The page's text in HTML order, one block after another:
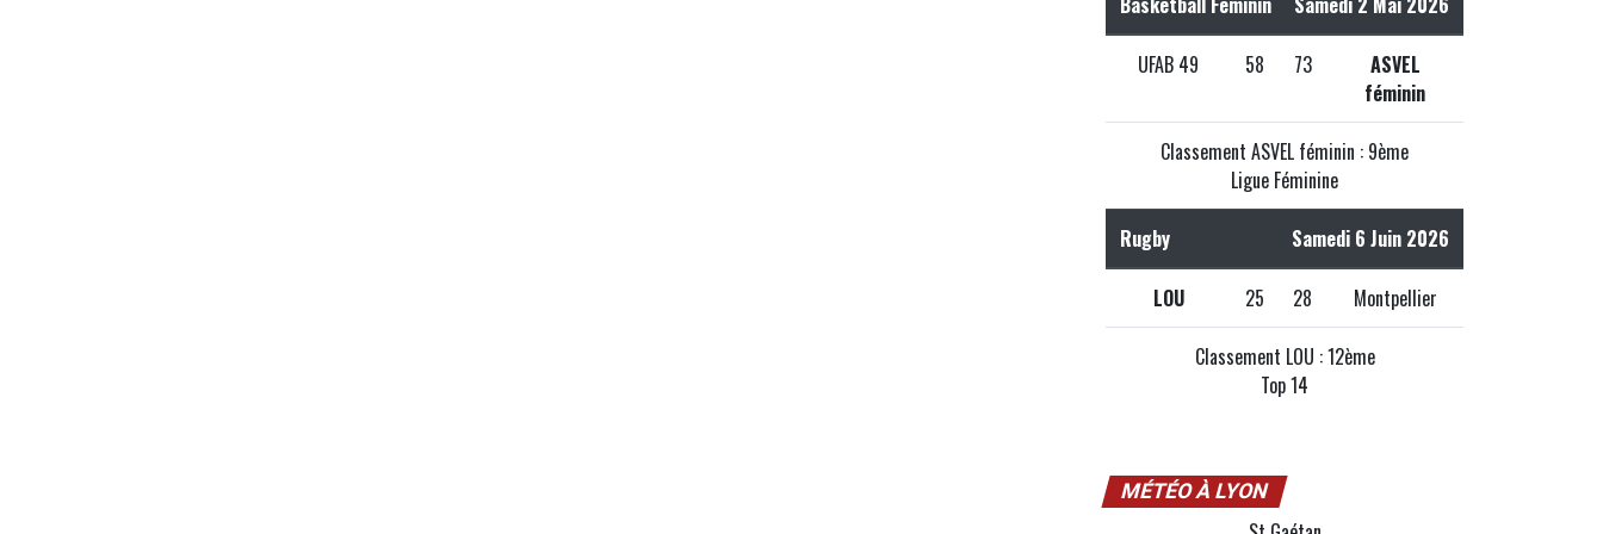
UFAB 49 58 73
ASVEL
féminin
Classement ASVEL féminin : 9ème
Ligue Féminine
Rugby Samedi 6 Juin 2026
LOU 25 28 Montpellier
Classement LOU : 12ème
Top 14
MÉTÉO À LYON